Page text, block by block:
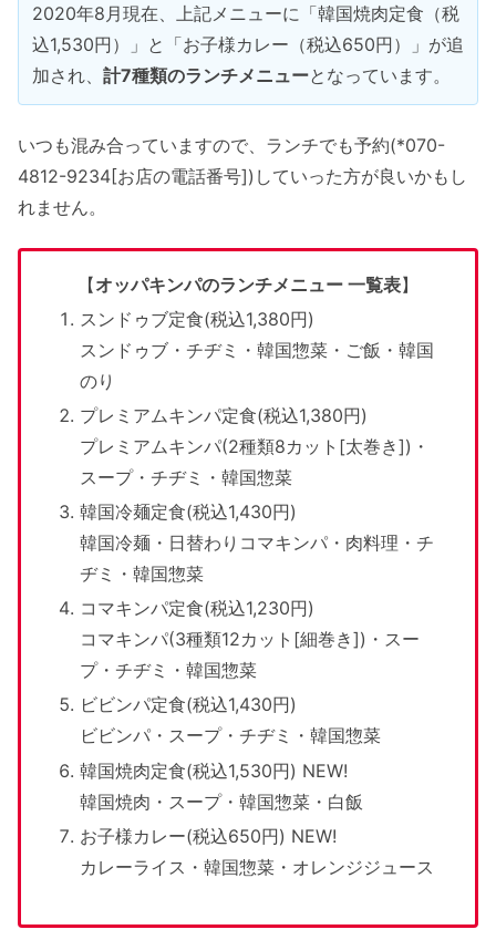
2020年8月現在、上記メニューに「韓国焼肉定食（税
込1,530円）」と「お子様カレー（税込650円）」が追
加され、 計7種類のランチメニューとなっています。
いつも混み合っていますので、ランチでも予約(*070-
4812-9234[お店の電話番号])していった方が良いかもし
れません。
【オッパキンパのランチメニュー 一覧表】
スンドゥブ定食(税込1,380円)
スンドゥブ・チヂミ・韓国惣菜・ご飯・韓国
のり
プレミアムキンパ定食(税込1,380円)
プレミアムキンパ(2種類8カット[太巻き])・
スープ・チヂミ・韓国惣菜
韓国冷麺定食(税込1,430円)
韓国冷麺・日替わりコマキンパ・肉料理・チ
ヂミ・韓国惣菜
コマキンパ定食(税込1,230円)
コマキンパ(3種類12カット[細巻き])・スー
プ・チヂミ・韓国惣菜
ビビンパ定食(税込1,430円)
ビビンパ・スープ・チヂミ・韓国惣菜
韓国焼肉定食(税込1,530円) NEW!
韓国焼肉・スープ・韓国惣菜・白飯
お子様カレー(税込650円) NEW!
カレーライス・韓国惣菜・オレンジジュース